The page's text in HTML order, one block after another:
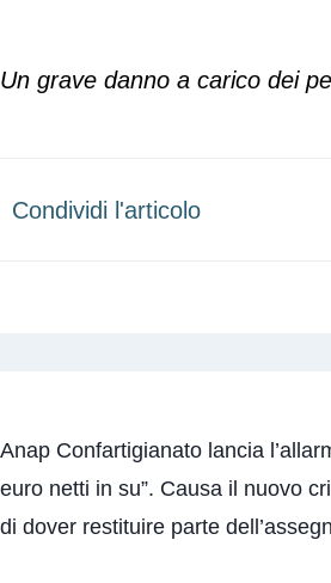
Un grave danno a carico dei
Condividi l'articolo
Anap Confartigianato lancia
euro netti in su”. Causa il nuovo
di dover restituire parte